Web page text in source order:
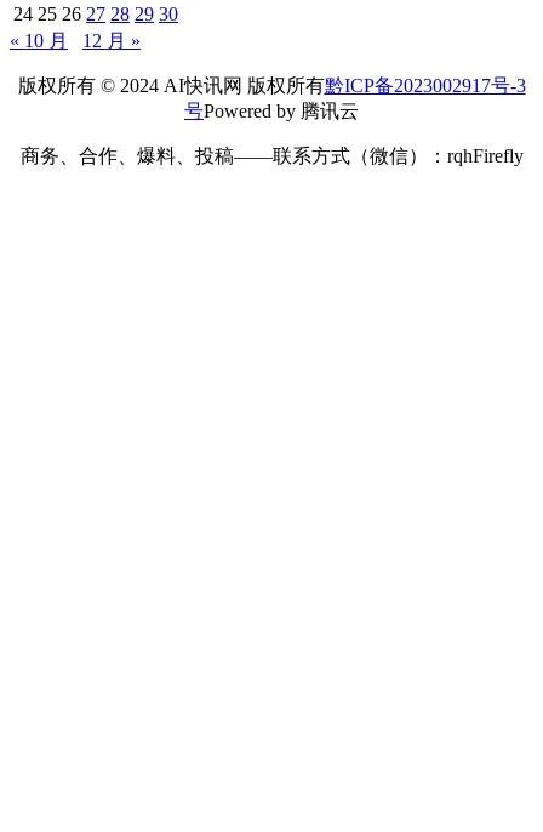
24 25 26 27 28 29 30
« 10 月
12 月 »
版权所有 © 2024 AI快讯网 版权所有黔ICP备2023002917号-3
号Powered by 腾讯云
商务、合作、爆料、投稿——联系方式（微信）：rqhFirefly